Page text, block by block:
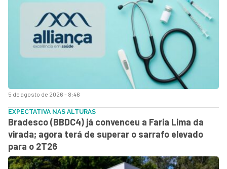
5 de agosto de 2026 - 8:46
EXPECTATIVA NAS ALTURAS
Bradesco (BBDC4) já convenceu a Faria Lima da
virada; agora terá de superar o sarrafo elevado
para o 2T26